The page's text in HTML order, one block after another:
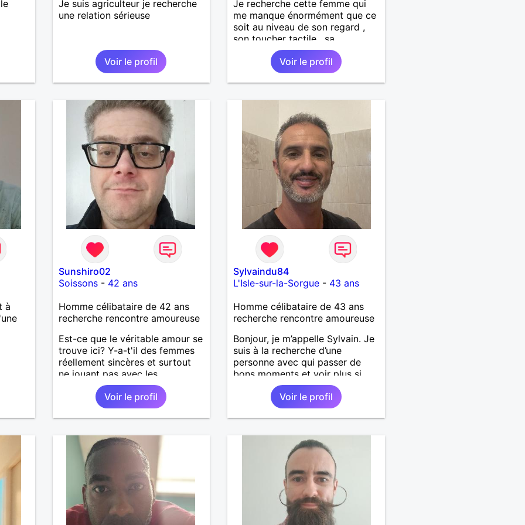
Je suis agriculteur je recherche
une relation sérieuse
Voir le profil
Je recherche cette femme qui
me manque énormément que ce
soit au niveau de son regard ,
son toucher tactile , sa
simplicité , sa douceur bref tout
ces défauts et ses qualités pour
une relation pérenne
Voir le profil
à
Sunshiro02
Soissons- 42 ans
Homme célibataire de 42 ans
recherche rencontre amoureuse
Est-ce que le véritable amour se
trouve ici? Y-a-t'il des femmes
réellement sincères et surtout
ne jouant pas avec les
sentiments des hommes? Etant
un homme protecteur et
bienveillant, je veux continuer
d'y croire et pouvoir enfin
désir temps. Faux profil,
profiteuse et autres joyeuseté
passer votre chemin, vous ne
m'intéressez pas du tout!
Voir le profil
Sylvaindu84
L'Isle-sur-la-Sorgue - 43 ans
Homme célibataire de 43 ans
recherche rencontre amoureuse
Bonjour, je m’appelle Sylvain. Je
suis à la recherche d’une
personne avec qui passer de
bons moments et voir plus si
nous nous correspondons.
J’aime la nature, les voyages et
aussi faire la fête de temps en
temps ;-)Je suis papa d’un petit
m’occupe en garde alternée.
J’aime à peu près tous les styles
de musique. (Oui je suis pas trop
fan de Jul). Je fais du sport
pour garder la forme et plutôt
agréable à regarder. (Enfin je le
pense en tout cas 😂)
Voir le profil